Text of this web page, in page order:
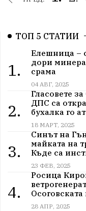
ТОП 5 СТАТИИ
1.
Елешница –
дори
срама
04 АВГ, 2025
2.
Гласовете
ДПС са
бухалка го
18 МАРТ, 2025
3.
Синът на
майката на
Къде са
23 ФЕВ, 2025
4.
Росица
28 АПР, 2025